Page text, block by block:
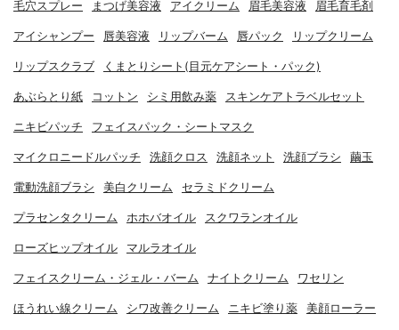
毛穴スプレー まつげ美容液 アイクリーム 眉毛美容液 眉毛育毛剤
アイシャンプー 唇美容液 リップバーム 唇パック リップクリーム
リップスクラブ くまとりシート(目元ケアシート・パック)
あぶらとり紙 コットン シミ用飲み薬 スキンケアトラベルセット
ニキビパッチ フェイスパック・シートマスク
マイクロニードルパッチ 洗顔クロス 洗顔ネット 洗顔ブラシ 繭玉
電動洗顔ブラシ 美白クリーム セラミドクリーム
プラセンタクリーム ホホバオイル スクワランオイル
ローズヒップオイル マルラオイル
フェイスクリーム・ジェル・バーム ナイトクリーム ワセリン
ほうれい線クリーム シワ改善クリーム ニキビ塗り薬 美顔ローラー